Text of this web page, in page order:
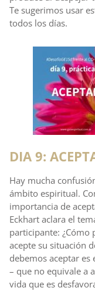
Te sugerimos usar
todos los días.
DIA 9:
Hay mucha
ámbito espiritual.
importancia de
Eckhart aclara el
participante: ¿Cómo
acepte su situación
debemos aceptar
– que no equivale a
vida que es